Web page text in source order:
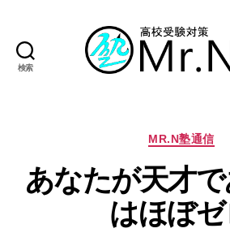
検索
カ
ゴ
リ
ー
MR.N塾通信
あなたが天才
はほぼゼ